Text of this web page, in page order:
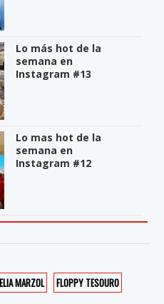
Lo más hot de la
semana en
Instagram #13
Lo mas hot de la
semana en
Instagram #12
MARZOL FLOPPY TESOURO